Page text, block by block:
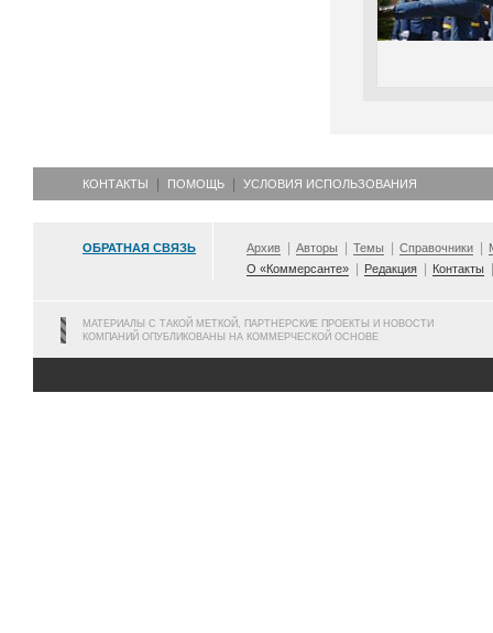
КОНТАКТЫ ПОМОЩЬ УСЛОВИЯ ИСПОЛЬЗОВАНИЯ
ОБРАТНАЯ СВЯЗЬ Архив Авторы Темы Справочники
О «Коммерсанте»
Редакция Контакты
МАТЕРИАЛЫ С ТАКОЙ МЕТКОЙ, ПАРТНЕРСКИЕ ПРОЕКТЫ И НОВОСТИ
КОМПАНИЙ ОПУБЛИКОВАНЫ НА КОММЕРЧЕСКОЙ ОСНОВЕ